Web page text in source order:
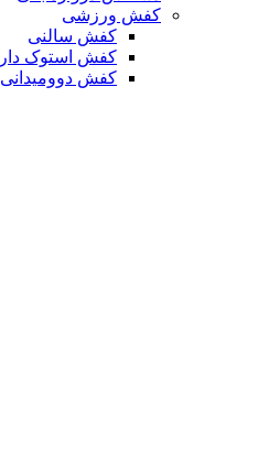
کفش ورزشی
کفش سالنی
کفش استوک دار
کفش دوومیدانی